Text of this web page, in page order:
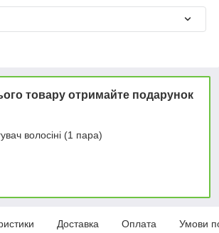
товару отримайте подарунок
волосіні (1 пара)
Доставка Оплата Умови